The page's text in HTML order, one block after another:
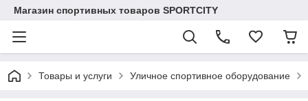
Магазин спортивных товаров SPORTCITY
Товары и услуги Уличное спортивное оборудование